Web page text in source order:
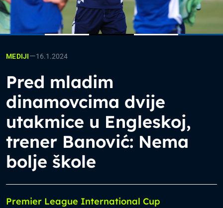
MEDIJI—16.1.2024
Pred mladim
dinamovcima dvije
utakmice u Engleskoj,
trener Banović: Nema
bolje škole
Premier League International Cup